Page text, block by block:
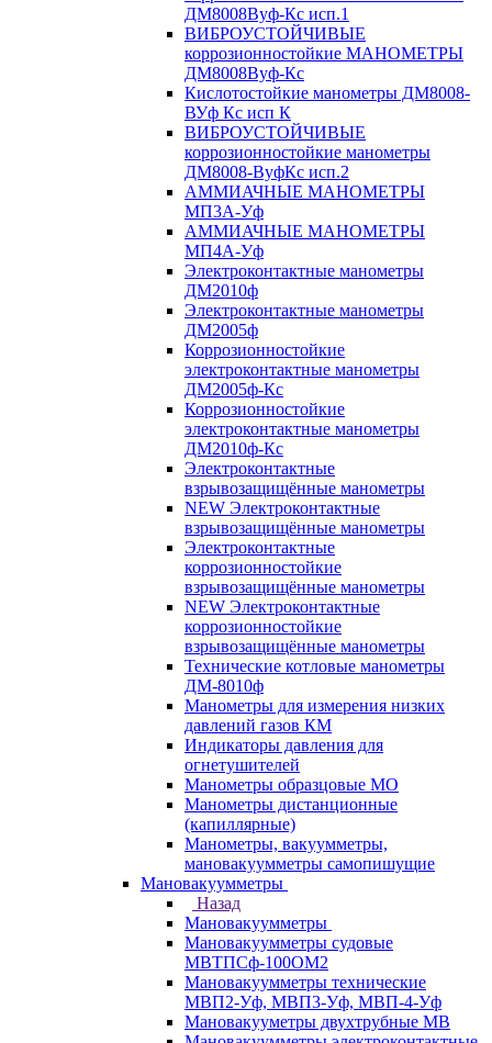
ДМ8008Вуф-Кс исп.1
ВИБРОУСТОЙЧИВЫЕ
коррозионностойкие МАНОМЕТРЫ
ДМ8008Вуф-Кс
Кислотостойкие манометры ДМ8008-
ВУф Кс исп К
ВИБРОУСТОЙЧИВЫЕ
коррозионностойкие манометры
ДМ8008-ВуфКс исп.2
АММИАЧНЫЕ МАНОМЕТРЫ
МП3А-Уф
АММИАЧНЫЕ МАНОМЕТРЫ
МП4А-Уф
Электроконтактные манометры
ДМ2010ф
Электроконтактные манометры
ДМ2005ф
Коррозионностойкие
электроконтактные манометры
ДМ2005ф-Кс
Коррозионностойкие
электроконтактные манометры
ДМ2010ф-Кс
Электроконтактные
взрывозащищённые манометры
NEW Электроконтактные
взрывозащищённые манометры
Электроконтактные
коррозионностойкие
взрывозащищённые манометры
NEW Электроконтактные
коррозионностойкие
взрывозащищённые манометры
Технические котловые манометры
ДМ-8010ф
Манометры для измерения низких
давлений газов КМ
Индикаторы давления для
огнетушителей
Манометры образцовые МО
Манометры дистанционные
(капиллярные)
Манометры, вакуумметры,
мановакуумметры самопишущие
Мановакуумметры
Назад
Мановакуумметры
Мановакуумметры судовые
МВТПСф-100ОМ2
Мановакуумметры технические
МВП2-Уф, МВП3-Уф, МВП-4-Уф
Мановакууметры двухтрубные МВ